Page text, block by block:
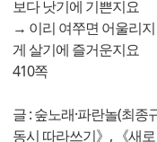
보다 낫기에 기쁜지요
→ 이리 여쭈면 어울리
게 살기에 즐거운지요
410쪽
글 : 숲노래·파란놀(최
동시 따라쓰기》, 《새